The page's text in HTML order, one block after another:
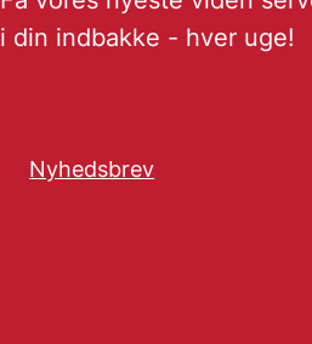
i din indbakke - hver uge!
Nyhedsbrev